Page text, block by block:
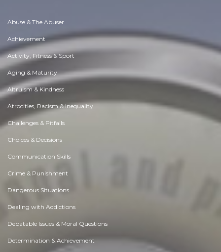
Abuse & The Abuser
Achievement
Activity, Fitness & Sport
Aging & Maturity
Altruism & Kindness
Atrocities, Racism & Inequality
Challenges & Pitfalls
Choices & Decisions
Communication Skills
Crime & Punishment
Dangerous Situations
Dealing with Addictions
Debatable Issues & Moral Questions
Determination & Achievement